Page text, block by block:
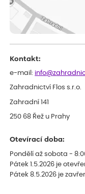
Spokojenost s
Kontakt:
e-mail:
Zahradnictví Flos s.r.o.
Zahradní 141
250 68 Řež u Prahy
Otevírací doba:
Pondělí až sobota -
Pátek 1.5.2026 je
Pátek 8.5.2026 je